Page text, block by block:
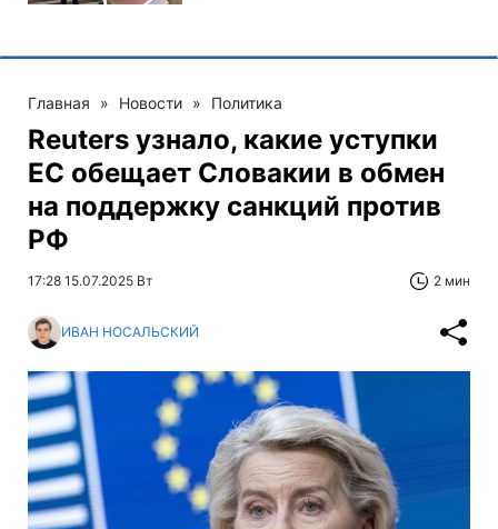
Главная » Новости » Политика
Reuters узнало, какие уступки
ЕС обещает Словакии в обмен
на поддержку санкций против
РФ
17:28 15.07.2025 Вт 2 мин
ИВАН НОСАЛЬСКИЙ